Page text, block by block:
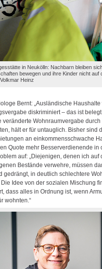
in Neukölln: Nachbarn bleiben
bewegen und ihre Kinder nicht auf
Heinz
Bernt: „Ausländische
diskriminiert – das ist
veränderte Wohnraumvergabe
hält er für untauglich. Bisher sind
an einkommensschwache
Quote mehr Besserverdienende
auf: „Diejenigen, denen ich
Bestände verwehre, müssen
gedrängt, in deutlich schlechtere
Idee von der sozialen Mischung
dass alles in Ordnung ist, wenn
wohnten.“